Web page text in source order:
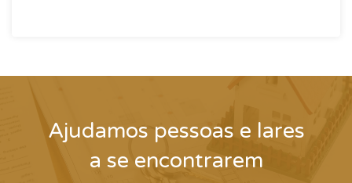
Ajudamos pessoas e lares
a se encontrarem